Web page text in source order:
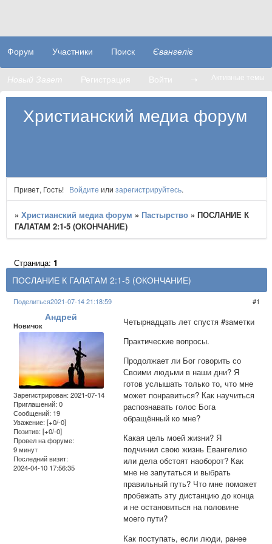
Христианский медиа форум
Форум Участники Поиск Євангеліє
Новый Завет Регистрация Войти ➝ Активные темы
Привет, Гость! Войдите или зарегистрируйтесь.
»Христианский медиа форум » Пастырство »ПОСЛАНИЕ К
ГАЛАТАМ 2:1-5 (ОКОНЧАНИЕ)
ПОСЛАНИЕ К ГАЛАТАМ 2:1-5 (ОКОНЧАНИЕ)
Страница:1
Поделиться 1
2021-07-14 21:18:59
Андрей
Новичок
Зарегистрирован: 2021-07-14
Приглашений:0
Сообщений: 19
Уважение: [+0/-0]
Позитив: [+0/-0]
Провел на форуме:
9 минут
Последний визит:
2024-04-10 17:56:35
Четырнадцать лет спустя #заметки
Практические вопросы.
Продолжает ли Бог говорить со
Своими людьми в наши дни? Я
готов услышать только то, что мне
может понравиться? Как научиться
распознавать голос Бога
обращённый ко мне?
Какая цель моей жизни? Я
подчинил свою жизнь Евангелию
или дела обстоят наоборот? Как
мне не запутаться и выбрать
правильный путь? Что мне поможет
пробежать эту дистанцию до конца
и не остановиться на половине
моего пути?
Как поступать, если люди, ранее